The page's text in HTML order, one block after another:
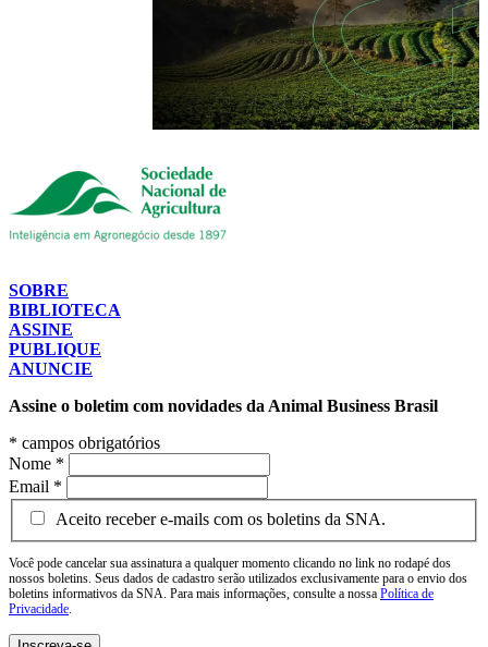
SOBRE
BIBLIOTECA
ASSINE
PUBLIQUE
ANUNCIE
Assine o boletim com novidades da Animal Business Brasil
* campos obrigatórios
Nome *
Email *
Aceito receber e-mails com os boletins da SNA.
Você pode cancelar sua assinatura a qualquer momento clicando no link no rodapé dos
nossos boletins. Seus dados de cadastro serão utilizados exclusivamente para o envio dos
boletins informativos da SNA. Para mais informações, consulte a nossa Política de
Privacidade.